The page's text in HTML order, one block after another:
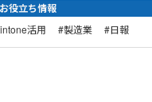
お役立ち情報
活用 製造業 日報